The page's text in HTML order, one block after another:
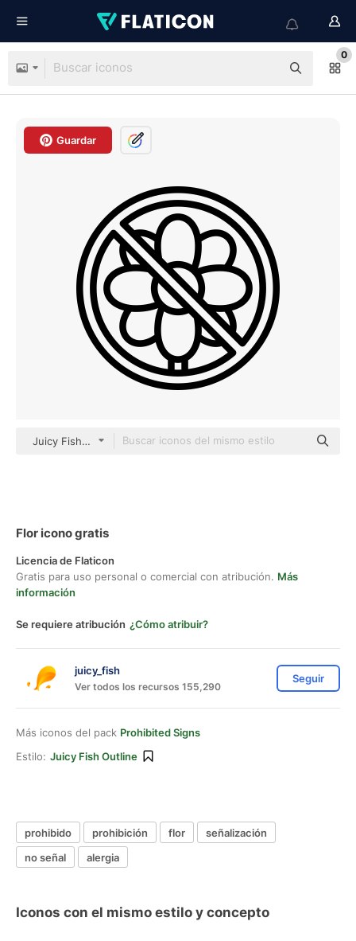
0
Guardar
Juicy Fish Outline
Flor icono gratis
Licencia de Flaticon
Gratis para uso personal o comercial con atribución. Más
información
Se requiere atribución ¿Cómo atribuir?
juicy_fish
Ver todos los recursos 155,290
Seguir
Más iconos del pack Prohibited Signs
Estilo: Juicy Fish Outline
prohibido prohibición flor
señalización
no señal
alergia
Iconos con el mismo estilo y concepto